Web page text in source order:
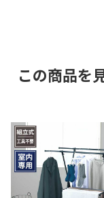
この商品を